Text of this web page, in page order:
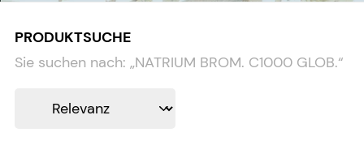
PRODUKTSUCHE
Sie suchen nach: „NATRIUM BROM. C1000 GLOB.“